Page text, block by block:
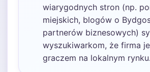
wiarygodnych stron (np.
miejskich, blogów o
partnerów biznesowych)
wyszukiwarkom, że firma
graczem na lokalnym rynku.